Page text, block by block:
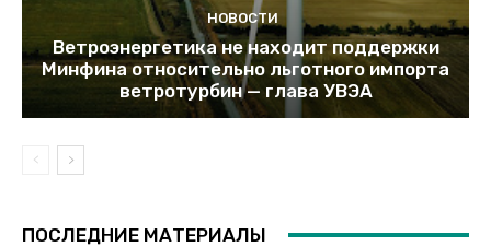
НОВОСТИ
Ветроэнергетика не находит поддержки
Минфина относительно льготного импорта
ветротурбин — глава УВЭА
ПОСЛЕДНИЕ МАТЕРИАЛЫ